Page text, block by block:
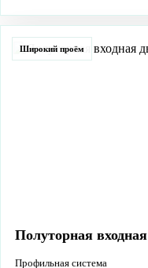
Широкий проём
Полуторная
Профильная система